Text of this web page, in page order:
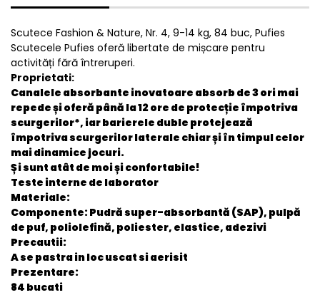
Scutece Fashion & Nature, Nr. 4, 9-14 kg, 84 buc, Pufies
Scutecele Pufies oferă libertate de mișcare pentru
activități fără întreruperi.
Proprietati:
Canalele absorbante inovatoare absorb de 3 ori mai
repede și oferă până la 12 ore de protecție împotriva
scurgerilor*, iar barierele duble protejează
împotriva scurgerilor laterale chiar și în timpul celor
mai dinamice jocuri.
Și sunt atât de moi și confortabile!
Teste interne de laborator
Materiale:
Componente: Pudră super-absorbantă (SAP), pulpă
de puf, poliolefină, poliester, elastice, adezivi
Precautii:
A se pastra in loc uscat si aerisit
Prezentare:
84 bucati